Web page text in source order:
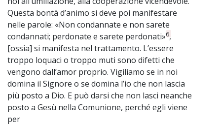
Questa bontà d’animo si deve poi manifestare
nelle parole: «Non condannate e non sarete
condannati; perdonate e sarete perdonati»6,
[ossia] si manifesta nel trattamento. L’essere
troppo loquaci o troppo muti sono difetti che
vengono dall’amor proprio. Vigiliamo se in noi
domina il Signore o se domina l’io che non lascia
più posto a Dio. E può darsi che non lasci neanche
posto a Gesù nella Comunione, perché egli viene
per